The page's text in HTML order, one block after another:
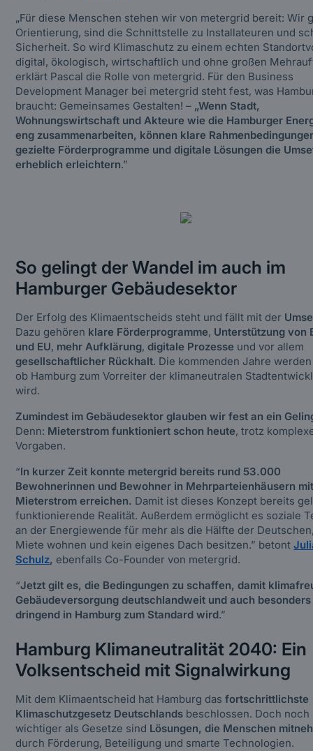
„Für diese Menschen stehen wir von metergrid bereit: Wir
Orientierung, sind die Schnittstelle zu Installateuren und
Sicherheit. So wird Klimaschutz zu einem echten
digital, ökologisch, wirtschaftlich und ohne großen
erklärt Pascal die Rolle von metergrid. Für den Business
Development Manager bei metergrid steht fest, was
braucht: Gemeinsames Gestalten! – „Wenn Stadt,
Wohnungswirtschaft und Akteure wie die Hamburger
eng zusammenarbeiten, können klare
gezielte Förderprogramme und digitale Lösungen die
erheblich erleichtern.”
So gelingt der Wandel im auch im
Hamburger Gebäudesektor
Der Erfolg des Klimaentscheids steht und fällt mit der
Dazu gehören klare Förderprogramme, Unterstützung von
und EU, mehr Aufklärung,digitale Prozesse und vor allem
gesellschaftlicher Rückhalt. Die kommenden Jahre
ob Hamburg zum Vorreiter der klimaneutralen
wird.
Zumindest im Gebäudesektor glauben wir fest an ein
Denn: Mieterstrom funktioniert schon heute, trotz
Vorgaben.
“In kurzer Zeit konnte metergrid bereits rund 53.000
Bewohnerinnen und Bewohner in Mehrparteienhäusern
Mieterstrom erreichen. Damit ist dieses Konzept bereits
funktionierende Realität. Außerdem ermöglicht es soziale
an der Energiewende für mehr als die Hälfte der
Miete wohnen und kein eigenes Dach besitzen.” betont
Schulz, ebenfalls Co-Founder von metergrid.
“Jetzt gilt es, die Bedingungen zu schaffen, damit
Gebäudeversorgung deutschlandweit und auch besonders
dringend in Hamburg zum Standard wird.”
Hamburg Klimaneutralität 2040: Ein
Volksentscheid mit Signalwirkung
Mit dem Klimaentscheid hat Hamburg dasfortschrittlichste
Klimaschutzgesetz Deutschlands beschlossen. Doch noch
wichtiger als Gesetze sind Lösungen, die Menschen
durch Förderung, Beteiligung und smarte Technologien.